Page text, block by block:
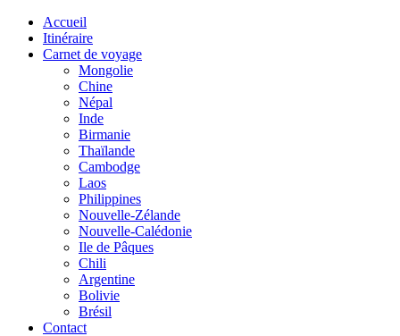
Accueil
Itinéraire
Carnet de voyage
Mongolie
Chine
Népal
Inde
Birmanie
Thaïlande
Cambodge
Laos
Philippines
Nouvelle-Zélande
Nouvelle-Calédonie
Ile de Pâques
Chili
Argentine
Bolivie
Brésil
Contact